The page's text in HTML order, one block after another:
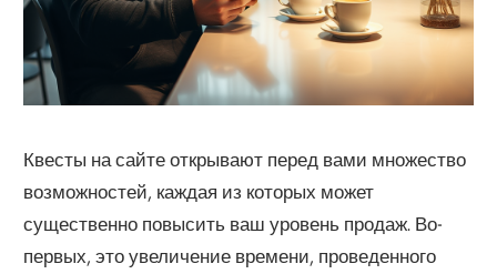
Квесты на сайте открывают перед вами множество
возможностей, каждая из которых может
существенно повысить ваш уровень продаж. Во-
первых, это увеличение времени, проведенного